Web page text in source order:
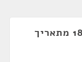
ישיבת ועדה של הכנסת ה-18 מתאריך